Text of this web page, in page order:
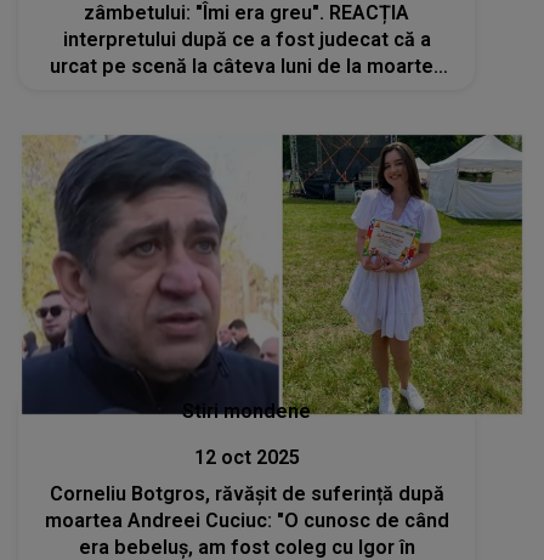
zâmbetului: "Îmi era greu". REACȚIA
interpretului după ce a fost judecat că a
urcat pe scenă la câteva luni de la moartea
Stiri mondene
12 oct 2025
Corneliu Botgros, răvășit de suferință după
moartea Andreei Cuciuc: "O cunosc de când
era bebeluș, am fost coleg cu Igor în